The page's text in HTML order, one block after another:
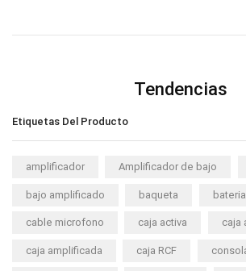
Tendencias
Etiquetas Del Producto
amplificador Amplificador de bajo
bajo amplificado baqueta
cable microfono caja activa caja
caja amplificada caja RCF